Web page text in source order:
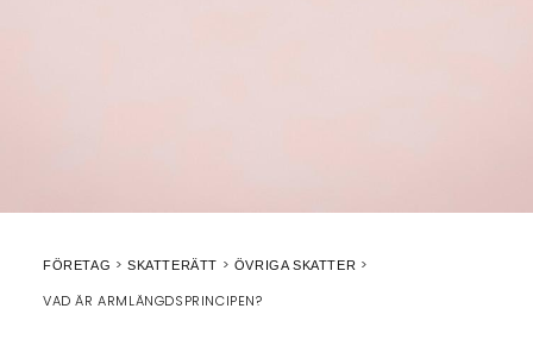
FÖRETAG SKATTERÄTT ÖVRIGA SKATTER
VAD ÄR ARMLÄNGDSPRINCIPEN?